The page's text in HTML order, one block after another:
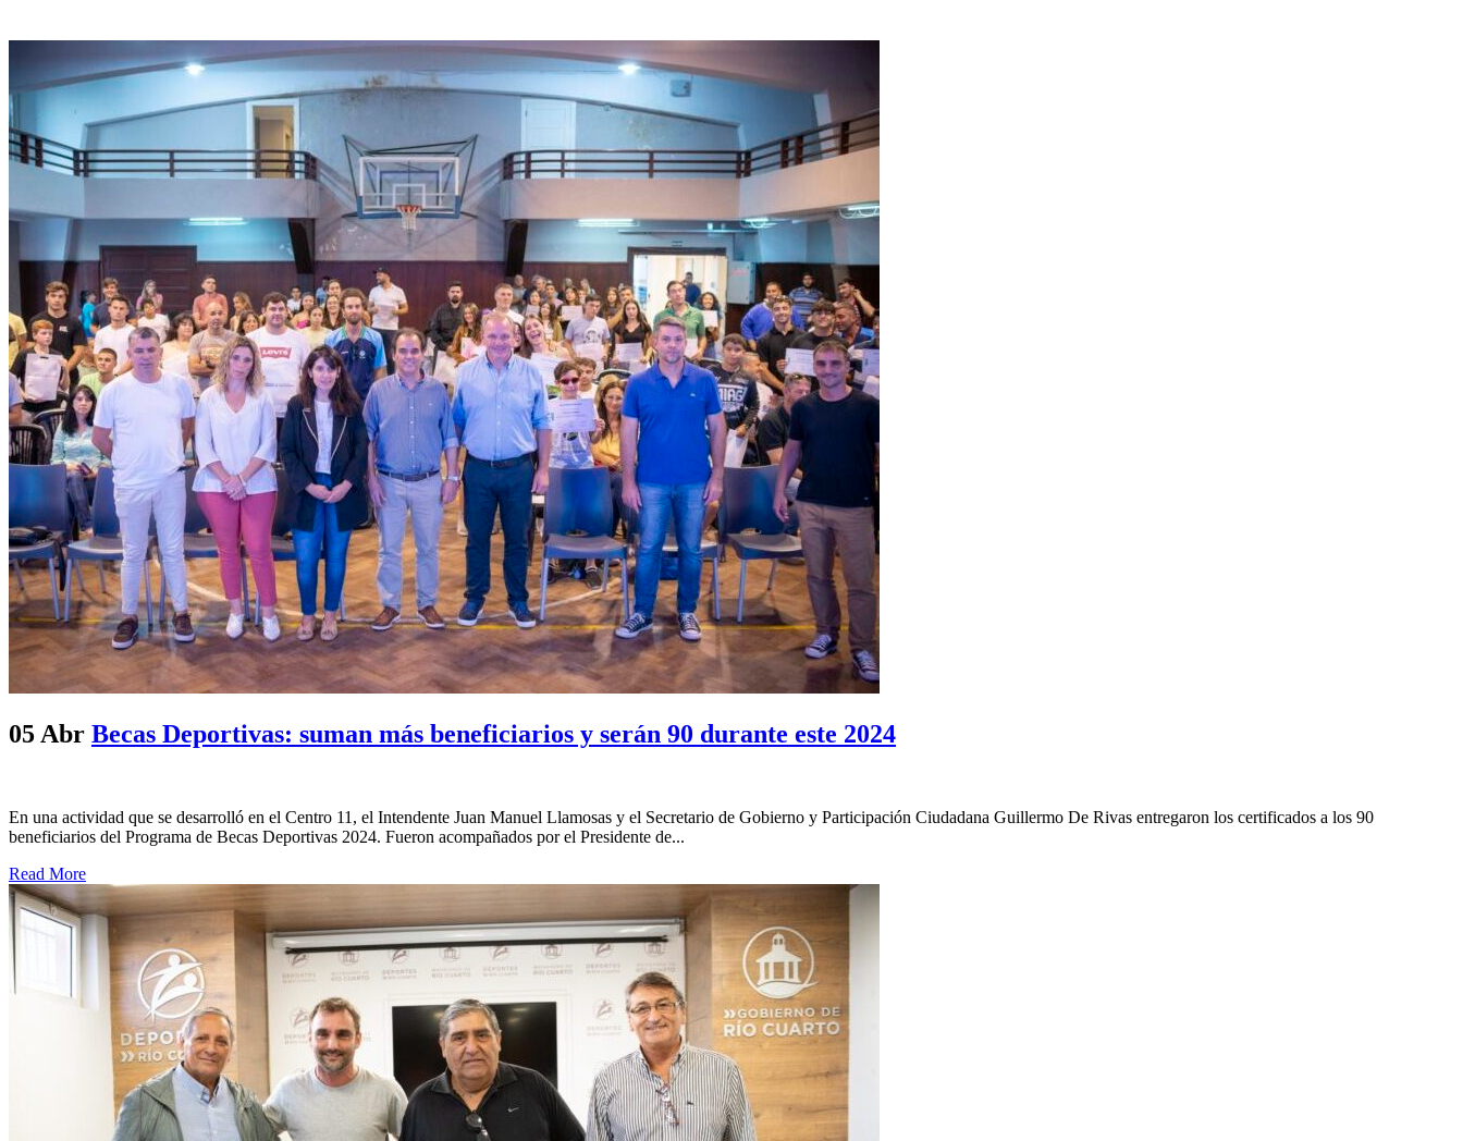
05 Abr Becas Deportivas: suman más beneficiarios y serán 90 durante este 2024
En una actividad que se desarrolló en el Centro 11, el Intendente Juan Manuel Llamosas y el Secretario de Gobierno y Participación Ciudadana Guillermo De Rivas entregaron los certificados a los 90
beneficiarios del Programa de Becas Deportivas 2024. Fueron acompañados por el Presidente de...
Read More